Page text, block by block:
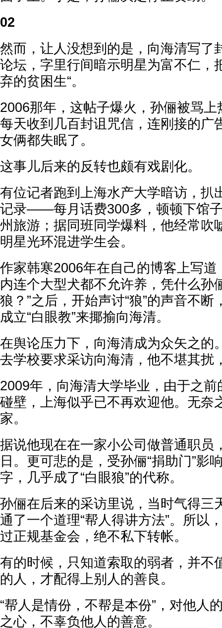
02
然而，让人没想到的是，向海清写了
论坛，字里行间暗示明星为富不仁，
弃的贫困生“。
2006那年，这帖子爆火，孙俪被骂
每天收到几百封诅咒信，连刚接的广
女俩都失眠了。
这事儿后来的反转也颇有戏剧化。
有位记者跑到上海水产大学暗访，扒
记录——每月话费300多，顿顿下馆
州旅游；据同班同学爆料，他经常吹
明星光环混进学生会。
作家韩寒2006年在自己的博客上写道
内连个大型犬都不允许养，凭什么孙
狼？”之后，开始声讨“狼”的声音不
成立“白眼教”来揶揄向海清。
在舆论压力下，向海清成为众矢之的
去学校要求采访向海清，他不堪其扰
2009年，向海清大学毕业，由于之
碰壁，上海似乎已不再欢迎他。无奈
家。
据说他现在在一家小公司做普通职员
日。更可悲的是，受孙俪“捐助门”影
字，几乎成了“白眼狼”的代称。
孙俪在后来的采访里说，当时气得三
通了一个道理“帮人得讲方法”。所以
过正规基金会，绝不私下转帐。
有的时候，只知道索取的弱者，并不
的人，才配得上别人的善良。
“帮人是情份，不帮是本份”，对他人
之心，不辜负他人的善意。